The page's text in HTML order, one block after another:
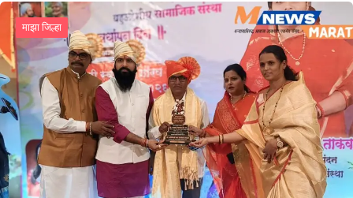
माझा जिल्हा